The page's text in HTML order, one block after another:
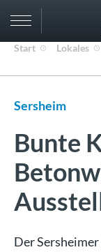
Start Lokales
Sersheim
Bunte
Der